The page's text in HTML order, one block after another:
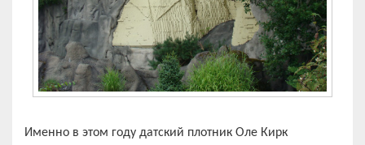
Именно в этом году датский плотник Оле Кирк